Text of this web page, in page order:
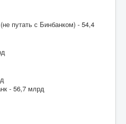
путать с Бинбанком) - 54,4
- 56,7 млрд